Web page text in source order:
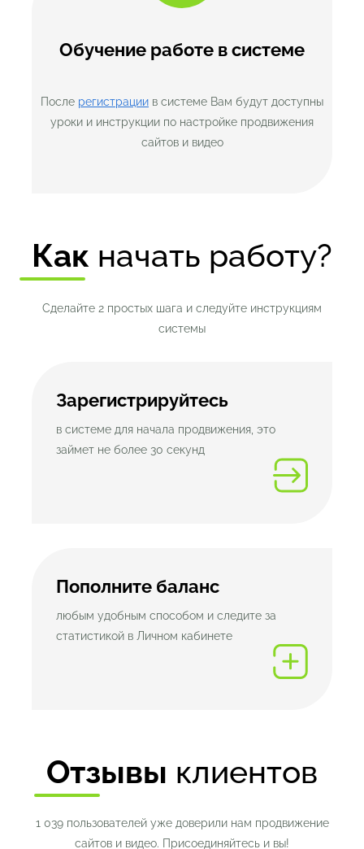
Обучение работе в системе
После регистрации в системе Вам будут доступны
уроки и инструкции по настройке продвижения
сайтов и видео
Как начать работу?
Сделайте 2 простых шага и следуйте инструкциям
системы
Зарегистрируйтесь
в системе для начала продвижения, это
займет не более 30 секунд
Пополните баланс
любым удобным способом и следите за
статистикой в Личном кабинете
Отзывы клиентов
1 039 пользователей уже доверили нам продвижение
сайтов и видео. Присоединяйтесь и вы!